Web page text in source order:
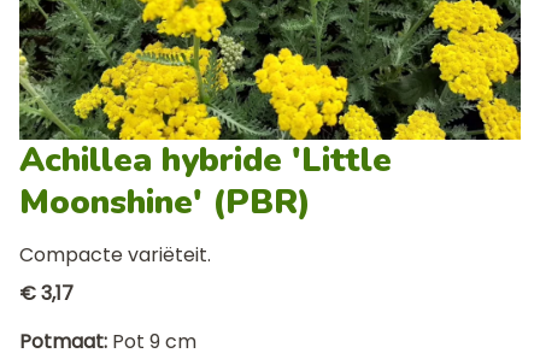
Achillea hybride 'Little
Moonshine' (PBR)
Compacte variëteit.
€ 3,17
Potmaat Pot 9 cm